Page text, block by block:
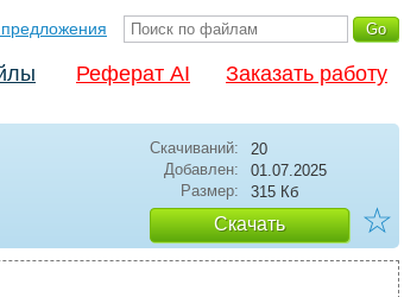
Реферат AI Заказать работу
Скачиваний:
20
Добавлен:
01.07.2025
Размер:
315 Кб
Скачать ☆